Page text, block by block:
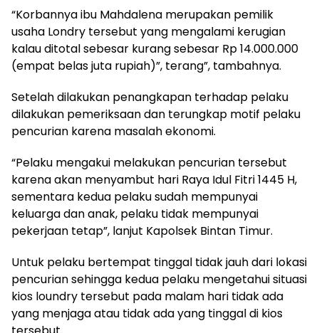
“Korbannya ibu Mahdalena merupakan pemilik
usaha Londry tersebut yang mengalami kerugian
kalau ditotal sebesar kurang sebesar Rp 14.000.000
(empat belas juta rupiah)”, terang”, tambahnya.
Setelah dilakukan penangkapan terhadap pelaku
dilakukan pemeriksaan dan terungkap motif pelaku
pencurian karena masalah ekonomi.
“Pelaku mengakui melakukan pencurian tersebut
karena akan menyambut hari Raya Idul Fitri 1445 H,
sementara kedua pelaku sudah mempunyai
keluarga dan anak, pelaku tidak mempunyai
pekerjaan tetap”, lanjut Kapolsek Bintan Timur.
Untuk pelaku bertempat tinggal tidak jauh dari lokasi
pencurian sehingga kedua pelaku mengetahui situasi
kios loundry tersebut pada malam hari tidak ada
yang menjaga atau tidak ada yang tinggal di kios